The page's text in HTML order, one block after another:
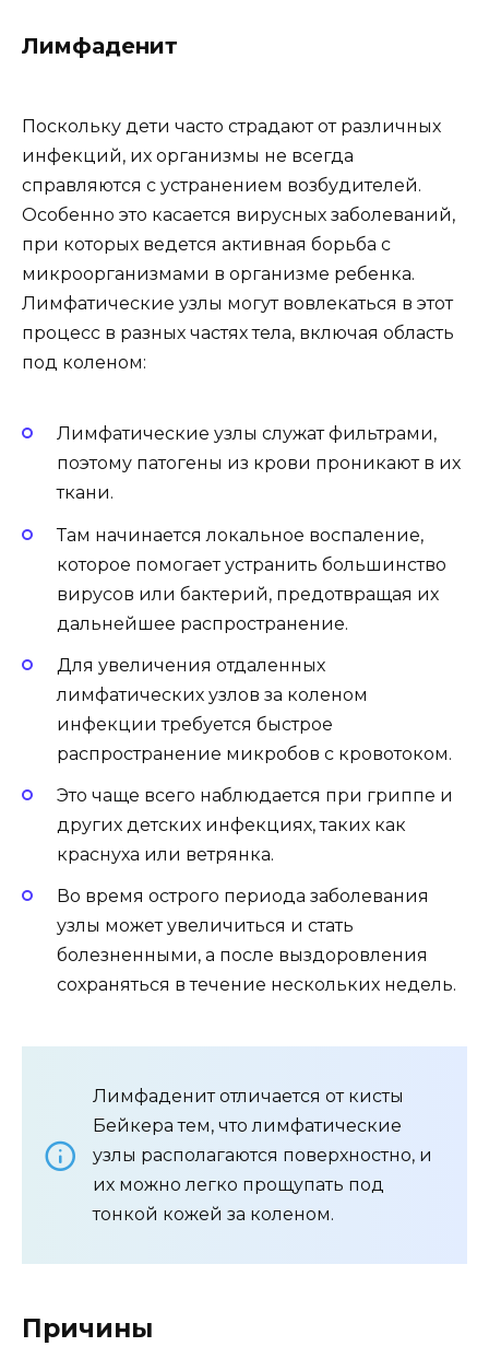
Лимфаденит
Поскольку дети часто страдают от различных
инфекций, их организмы не всегда
справляются с устранением возбудителей.
Особенно это касается вирусных заболеваний,
при которых ведется активная борьба с
микроорганизмами в организме ребенка.
Лимфатические узлы могут вовлекаться в этот
процесс в разных частях тела, включая область
под коленом:
Лимфатические узлы служат фильтрами,
поэтому патогены из крови проникают в их
ткани.
Там начинается локальное воспаление,
которое помогает устранить большинство
вирусов или бактерий, предотвращая их
дальнейшее распространение.
Для увеличения отдаленных
лимфатических узлов за коленом
инфекции требуется быстрое
распространение микробов с кровотоком.
Это чаще всего наблюдается при гриппе и
других детских инфекциях, таких как
краснуха или ветрянка.
Во время острого периода заболевания
узлы может увеличиться и стать
болезненными, а после выздоровления
сохраняться в течение нескольких недель.
Лимфаденит отличается от кисты
Бейкера тем, что лимфатические
узлы располагаются поверхностно, и
их можно легко прощупать под
тонкой кожей за коленом.
Причины